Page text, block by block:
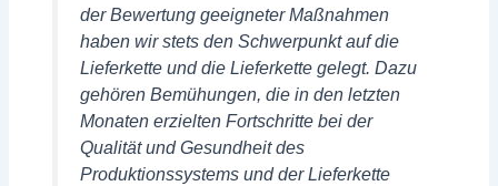
der Bewertung geeigneter Maßnahmen
haben wir stets den Schwerpunkt auf die
Lieferkette und die Lieferkette gelegt. Dazu
gehören Bemühungen, die in den letzten
Monaten erzielten Fortschritte bei der
Qualität und Gesundheit des
Produktionssystems und der Lieferkette